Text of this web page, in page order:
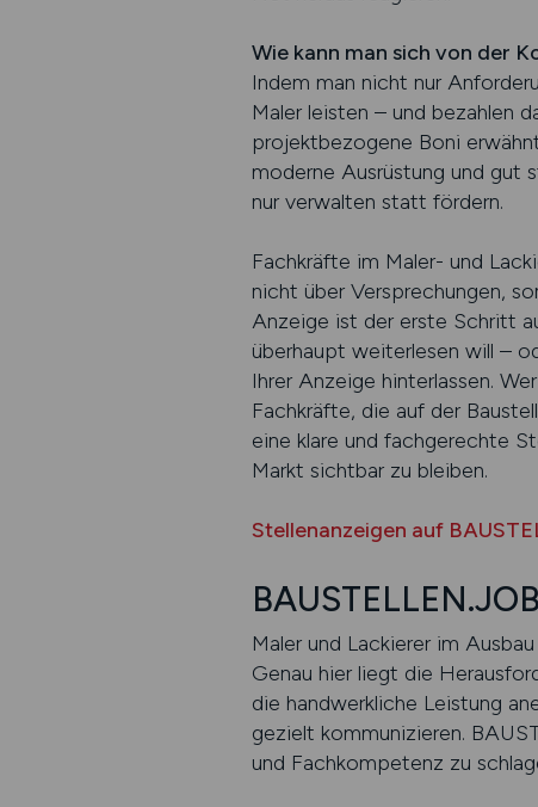
Wie kann man sich von der
Indem man nicht nur
Maler leisten – und bezahlen
projektbezogene Boni
moderne Ausrüstung und gut
nur verwalten statt fördern.
Fachkräfte im Maler- und
nicht über Versprechungen,
Anzeige ist der erste Schritt
überhaupt weiterlesen will –
Ihrer Anzeige hinterlassen.
Fachkräfte, die auf der
eine klare und fachgerechte
Markt sichtbar zu bleiben.
Stellenanzeigen auf
Maler und Lackierer im
Genau hier liegt die
die handwerkliche Leistung
gezielt kommunizieren.
und Fachkompetenz zu